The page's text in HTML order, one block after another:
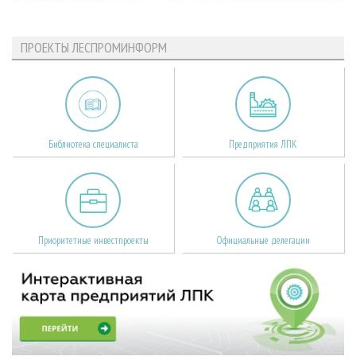
ПРОЕКТЫ ЛЕСПРОМИНФОРМ
Библиотека специалиста Предприятия ЛПК
Приоритетные инвестпроекты Официальные делегации